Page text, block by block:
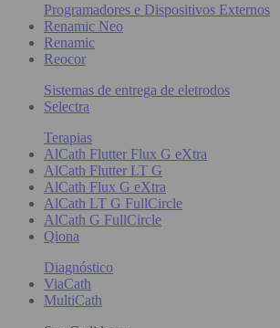
Programadores e Dispositivos Externos
Renamic Neo
Renamic
Reocor
Sistemas de entrega de eletrodos
Selectra
Terapias
AlCath Flutter Flux G eXtra
AlCath Flutter LT G
AlCath Flux G eXtra
AlCath LT G FullCircle
AlCath G FullCircle
Qiona
Diagnóstico
ViaCath
MultiCath